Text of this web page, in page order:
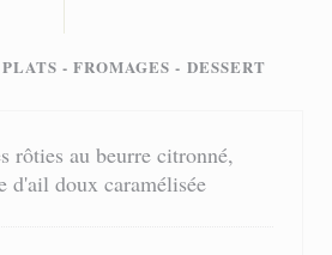
- FROMAGES - DESSERT
rôties au beurre citronné,
d'ail doux caramélisée